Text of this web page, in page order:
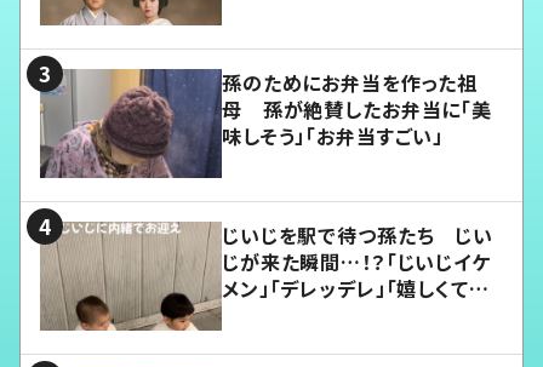
孫のためにお弁当を作った祖
母 孫が絶賛したお弁当に「美
味しそう」「お弁当すごい」
じいじを駅で待つ孫たち じい
じが来た瞬間…！？「じいじイケ
メン」「デレッデレ」「嬉しくて可